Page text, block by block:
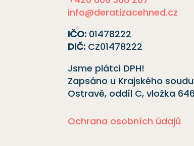
info@deratizacehned.cz
IČO: 01478222
DIČ: CZ01478222
Jsme plátci DPH!
Zapsáno u Krajského
Ostravě, oddíl C, vložka
Ochrana osobních údajů